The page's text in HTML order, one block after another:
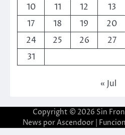
10
11 12 13
17
18 19 20
24
25 26 27
31
« Jul
Copyright © 2026 Sin
News porAscendoor|